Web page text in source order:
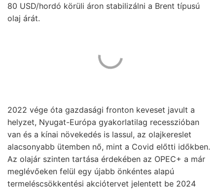
80 USD/hordó körüli áron stabilizálni a Brent típusú
olaj árát.
2022 vége óta gazdasági fronton keveset javult a
helyzet, Nyugat-Európa gyakorlatilag recesszióban
van és a kínai növekedés is lassul, az olajkereslet
alacsonyabb ütemben nő, mint a Covid előtti időkben.
Az olajár szinten tartása érdekében az OPEC+ a már
meglévőeken felül egy újabb önkéntes alapú
termeléscsökkentési akciótervet jelentett be 2024